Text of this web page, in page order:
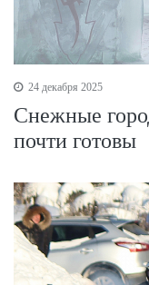
24 декабря 2025
Снежные
почти готовы